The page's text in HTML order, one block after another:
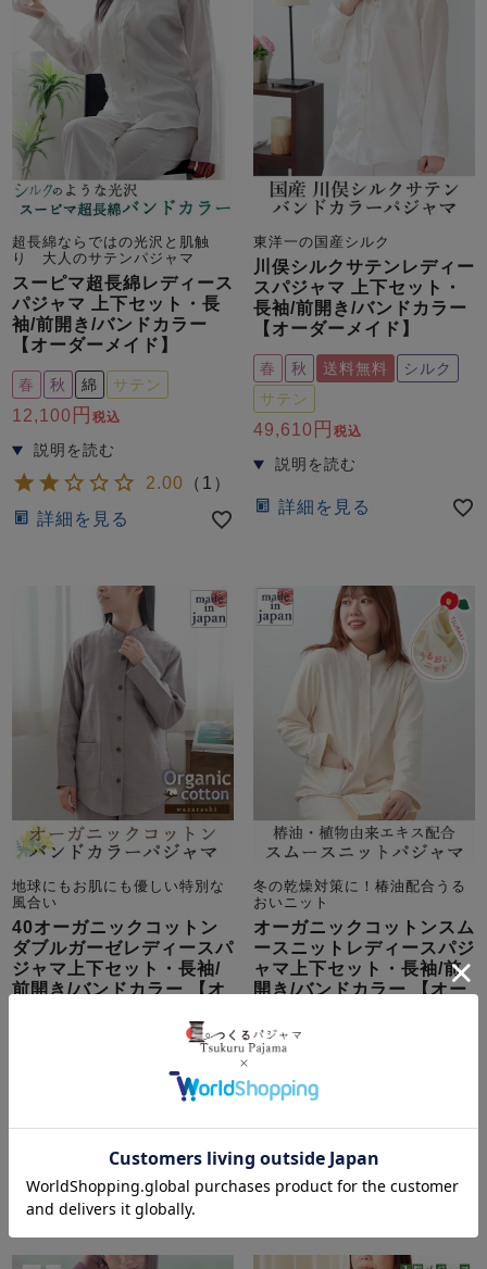
超長綿ならではの光沢と肌触
り 大人のサテンパジャマ
スーピマ超長綿レディース
パジャマ 上下セット・長
袖/前開き/バンドカラー
【オーダーメイド】
春 秋 綿 サテン
12,100 税込
2.00 （ 1 ）
詳細を見る
東洋一の国産シルク
川俣シルクサテンレディー
スパジャマ 上下セット・
長袖/前開き/バンドカラー
【オーダーメイド】
春 秋 送料無料
シルク
サテン
49,610 税込
詳細を見る
地球にもお肌にも優しい特別な
風合い
40オーガニックコットン
ダブルガーゼレディースパ
ジャマ上下セット・長袖/
前開き/バンドカラー 【オ
詳細を見る
冬の乾燥対策に！椿油配合うる
おいニット
オーガニックコットンスム
ースニットレディースパジ
ャマ上下セット・長袖/前
開き/バンドカラー 【オー
冬
オーガニック
詳細を見る